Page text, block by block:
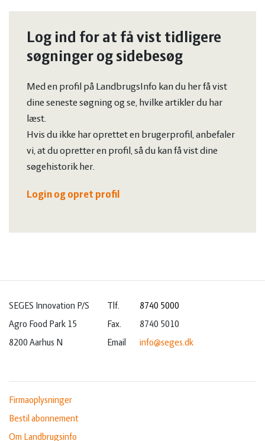
Log ind for at få vist tidligere
søgninger og sidebesøg
Med en profil på LandbrugsInfo kan du her få vist
dine seneste søgning og se, hvilke artikler du har
læst.
Hvis du ikke har oprettet en brugerprofil, anbefaler
vi, at du opretter en profil, så du kan få vist dine
søgehistorik her.
Login og opret profil
SEGES Innovation P/S
Agro Food Park 15
8200 Aarhus N
Tlf.
8740 5000
Fax.
8740 5010
Email
info@seges.dk
Firmaoplysninger
Bestil abonnement
Om Landbrugsinfo